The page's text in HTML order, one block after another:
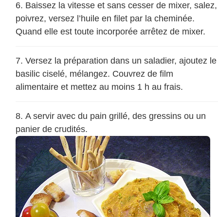
Baissez la vitesse et sans cesser de mixer, salez,
poivrez, versez l’huile en filet par la cheminée.
Quand elle est toute incorporée arrêtez de mixer.
Versez la préparation dans un saladier, ajoutez le
basilic ciselé, mélangez. Couvrez de film
alimentaire et mettez au moins 1 h au frais.
A servir avec du pain grillé, des gressins ou un
panier de crudités.